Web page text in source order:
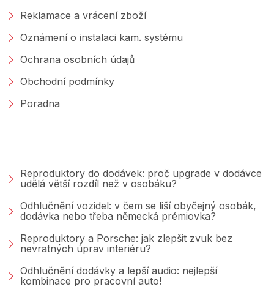
Reklamace a vrácení zboží
Oznámení o instalaci kam. systému
Ochrana osobních údajů
Obchodní podmínky
Poradna
Reproduktory do dodávek: proč upgrade v dodávce
udělá větší rozdíl než v osobáku?
Odhlučnění vozidel: v čem se liší obyčejný osobák,
dodávka nebo třeba německá prémiovka?
Reproduktory a Porsche: jak zlepšit zvuk bez
nevratných úprav interiéru?
Odhlučnění dodávky a lepší audio: nejlepší
kombinace pro pracovní auto!